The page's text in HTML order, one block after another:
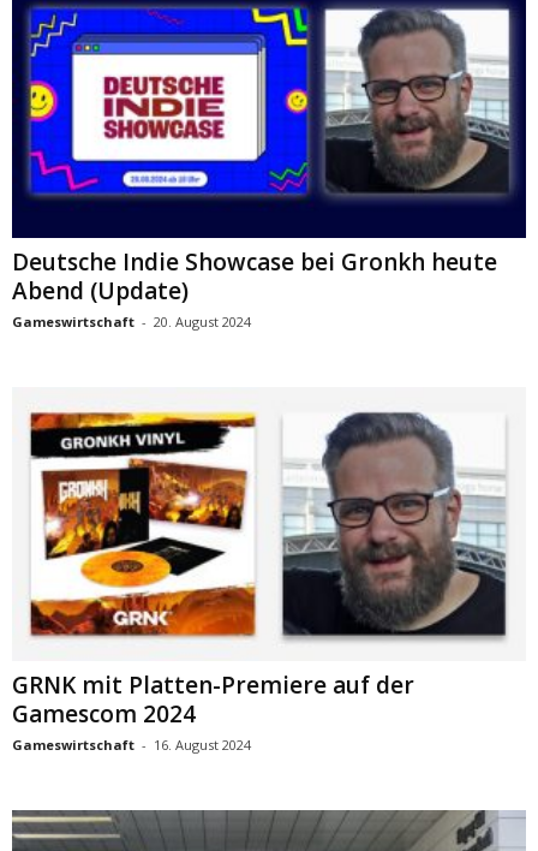
Deutsche Indie Showcase bei Gronkh heute
Abend (Update)
Gameswirtschaft - 20. August 2024
GRNK mit Platten-Premiere auf der
Gamescom 2024
Gameswirtschaft - 16. August 2024